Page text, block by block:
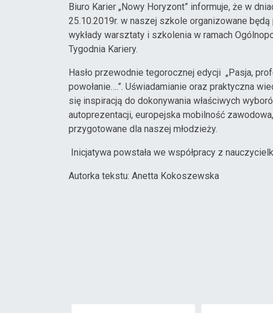
Biuro Karier „Nowy Horyzont” informuje, że w
25.10.2019r. w naszej szkole organizowane będą
wykłady warsztaty i szkolenia w ramach
Tygodnia Kariery.
Hasło przewodnie tegorocznej edycji „Pasja,
powołanie….”. Uświadamianie oraz praktyczna
się inspiracją do dokonywania właściwych
autoprezentacji, europejska mobilność
przygotowane dla naszej młodzieży.
Inicjatywa powstała we współpracy z
Autorka tekstu: Anetta Kokoszewska